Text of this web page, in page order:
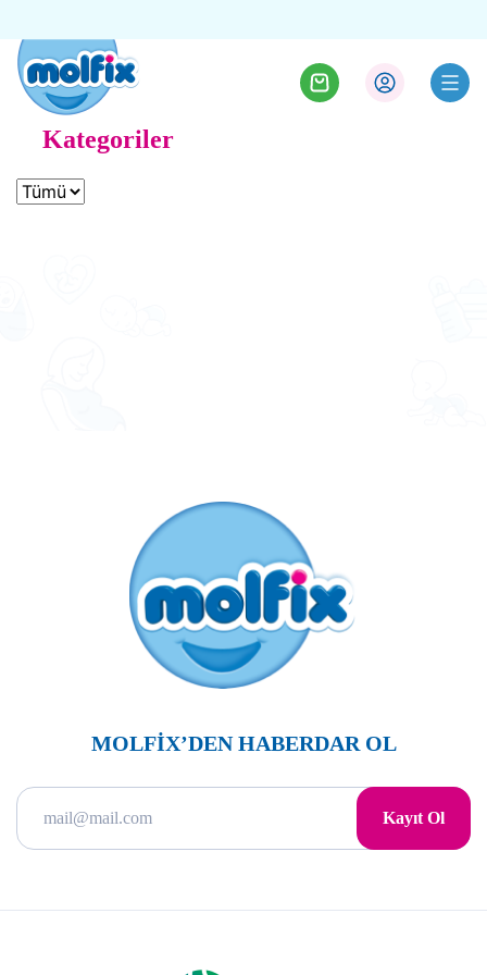
Kategoriler
MOLFİX’DEN HABERDAR OL
Kayıt Ol